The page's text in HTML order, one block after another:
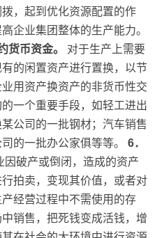
，起到优化资源配置的作
企业集团整体的生产能力。
货币资金。
对于生产上需要
的闲置资产进行置换，以节
用资产换资产的非货币性交
一个重要手段，如轻工进出
公司的一批钢材；汽车销售
的一批办公家俱等等。 6．
因破产或倒闭，造成的资产
拍卖，变现其价值，或者对
经营过程中不需使用的存
销售，把死钱变成活钱，增